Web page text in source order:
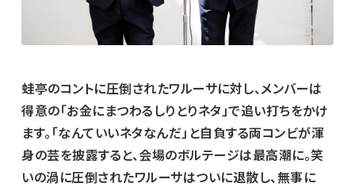
蛙亭のコントに圧倒されたワルーサに対し、メンバーは
得意の「お金にまつわるしりとりネタ」で追い打ちをかけ
ます。「なんていいネタなんだ」と自負する両コンビが渾
身の芸を披露すると、会場のボルテージは最高潮に。笑
いの渦に圧倒されたワルーサはついに退散し、無事に